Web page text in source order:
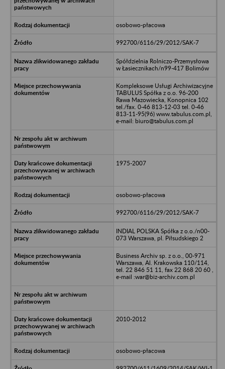
osobowo-płacowa
992700/6116/29/2012/SAK-7
Spółdzielnia Rolniczo-Przemysłowa
w Łasiecznikach/n99-417 Bolimów
Kompleksowe Usługi Archiwizacyjne
TABULUS Spółka z o.o. 96-200
Rawa Mazowiecka, Konopnica 102
tel./fax. 0-46 813-12-03 tel. 0-46
813-11-95(96) www.tabulus.com.pl,
e-mail: biuro@tabulus.com.pl
1975-2007
osobowo-płacowa
992700/6116/29/2012/SAK-7
INDIAL POLSKA Spółka z o.o./n00-
073 Warszawa, pl. Piłsudskiego 2
Business Archiv sp. z o.o., 00-971
Warszawa, Al. Krakowska 110/114,
tel. 22 846 51 11, fax 22 868 20 60 ,
e-mail :war@biz-archiv.com.pl
2010-2012
osobowo-płacowa